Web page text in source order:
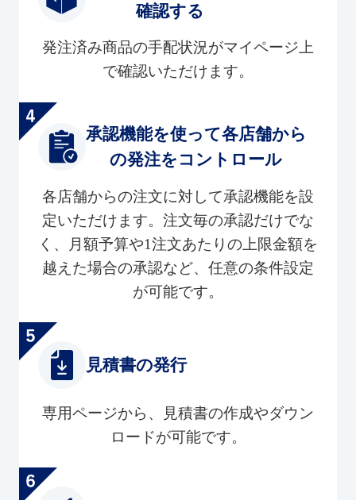
確認する
発注済み商品の手配状況がマイページ上
で確認いただけます。
承認機能を使って各店舗から
の発注をコントロール
各店舗からの注文に対して承認機能を設
定いただけます。注文毎の承認だけでな
く、月額予算や1注文あたりの上限金額を
越えた場合の承認など、任意の条件設定
が可能です。
見積書の発行
専用ページから、見積書の作成やダウン
ロードが可能です。